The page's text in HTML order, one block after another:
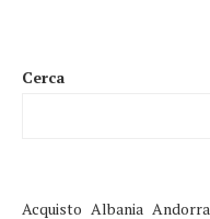
Cerca
Acquisto Albania Andorra